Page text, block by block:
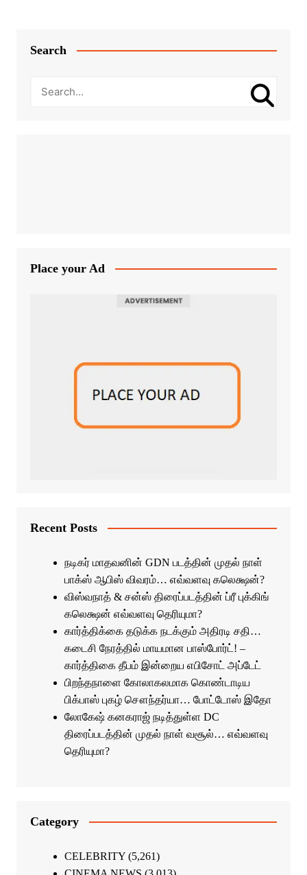
Search
Place your Ad
Recent Posts
நடிகர் மாதவனின் GDN படத்தின் முதல் நாள்
பாக்ஸ் ஆபிஸ் விவரம்… எவ்வளவு கலெக்ஷன்?
விஸ்வநாத் & சன்ஸ் திரைப்படத்தின் ப்ரீ புக்கிங்
கலெக்ஷன் எவ்வளவு தெரியுமா?
கார்த்திக்கை தடுக்க நடக்கும் அதிரடி சதி…
கடைசி நேரத்தில் மாயமான பாஸ்போர்ட்! –
கார்த்திகை தீபம் இன்றைய எபிசோட் அப்டேட்
பிறந்தநாளை கோலாகலமாக கொண்டாடிய
பிக்பாஸ் புகழ் சௌந்தர்யா… போட்டோஸ் இதோ
லோகேஷ் கனகராஜ் நடித்துள்ள DC
திரைப்படத்தின் முதல் நாள் வசூல்… எவ்வளவு
தெரியுமா?
Category
CELEBRITY(5,261)